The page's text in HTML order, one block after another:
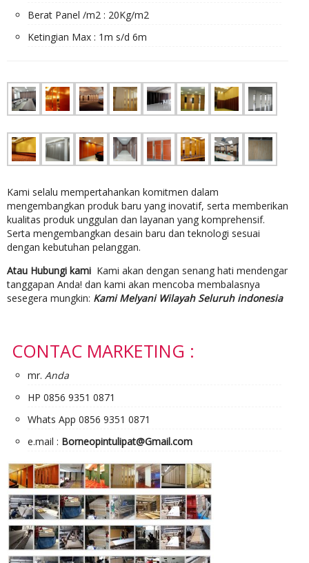
Berat Panel /m2 : 20Kg/m2
Ketingian Max : 1m s/d 6m
Kami selalu mempertahankan komitmen dalam
mengembangkan produk baru yang inovatif, serta memberikan
kualitas produk unggulan dan layanan yang komprehensif.
Serta mengembangkan desain baru dan teknologi sesuai
dengan kebutuhan pelanggan.
Atau Hubungi kami Kami akan dengan senang hati mendengar
tanggapan Anda! dan kami akan mencoba membalasnya
sesegera mungkin: Kami Melyani Wilayah Seluruh indonesia
CONTAC MARKETING :
mr. Anda
HP 0856 9351 0871
Whats App 0856 9351 0871
e.mail : Borneopintulipat@Gmail.com